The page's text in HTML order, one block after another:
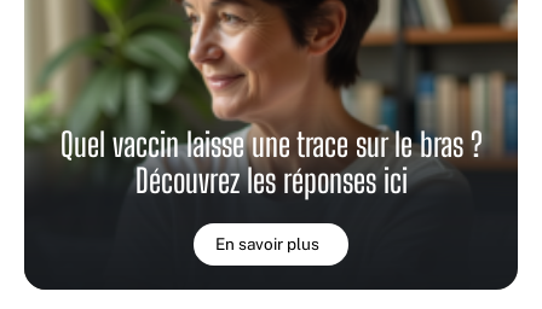
Quel vaccin laisse une trace sur le bras ?
Découvrez les réponses ici
En savoir plus